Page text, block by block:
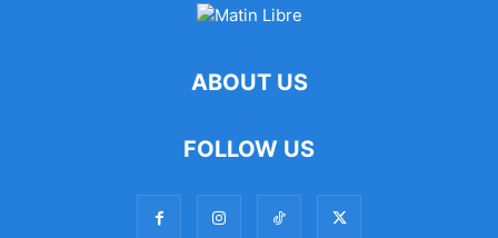
ABOUT US
FOLLOW US